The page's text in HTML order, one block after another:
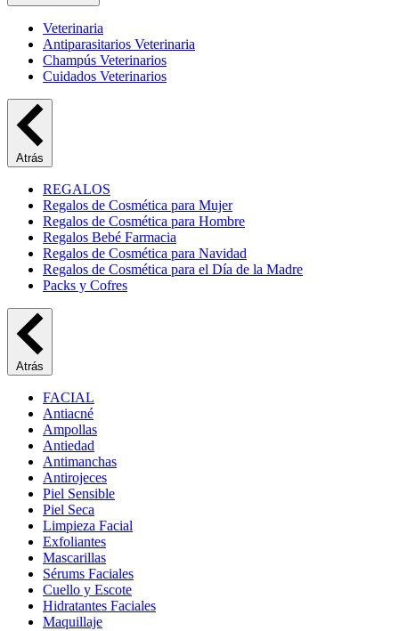
Veterinaria
Antiparasitarios Veterinaria
Champús Veterinarios
Cuidados Veterinarios
Atrás
REGALOS
Regalos de Cosmética para Mujer
Regalos de Cosmética para Hombre
Regalos Bebé Farmacia
Regalos de Cosmética para Navidad
Regalos de Cosmética para el Día de la Madre
Packs y Cofres
Atrás
FACIAL
Antiacné
Ampollas
Antiedad
Antimanchas
Antirojeces
Piel Sensible
Piel Seca
Limpieza Facial
Exfoliantes
Mascarillas
Sérums Faciales
Cuello y Escote
Hidratantes Faciales
Maquillaje